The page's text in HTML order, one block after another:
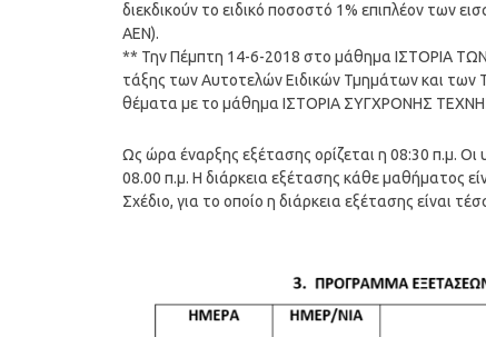
διεκδικούν το ειδικό ποσοστό 1% επιπλέον των
ΑΕΝ).
** Την Πέμπτη 14-6-2018 στο μάθημα ΙΣΤΟΡΙΑ
τάξης των Αυτοτελών Ειδικών Τμημάτων και των
θέματα με το μάθημα ΙΣΤΟΡΙΑ ΣΥΓΧΡΟΝΗΣ
Ως ώρα έναρξης εξέτασης ορίζεται η 08:30 π.μ. Οι
08.00 π.μ. Η διάρκεια εξέτασης κάθε μαθήματος
Σχέδιο, για το οποίο η διάρκεια εξέτασης είναι